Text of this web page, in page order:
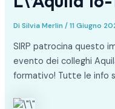
DiSilvia Merlin/11 Giugno
SIRP patrocina questo
evento dei colleghi
formativo! Tutte le info